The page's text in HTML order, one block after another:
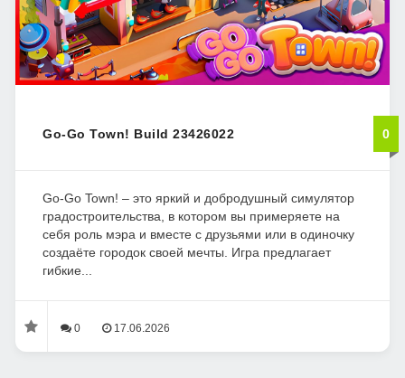
Go-Go Town! Build 23426022 0
Go-Go Town! – это яркий и добродушный симулятор
градостроительства, в котором вы примеряете на
себя роль мэра и вместе с друзьями или в одиночку
создаёте городок своей мечты. Игра предлагает
гибкие...
0 17.06.2026